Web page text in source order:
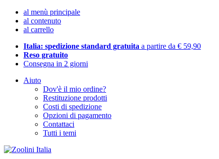
al menù principale
al contenuto
al carrello
Italia: spedizione standard gratuita a partire da € 59,90
Reso gratuito
Consegna in 2 giorni
Aiuto
Dov'è il mio ordine?
Restituzione prodotti
Costi di spedizione
Opzioni di pagamento
Contattaci
Tutti i temi